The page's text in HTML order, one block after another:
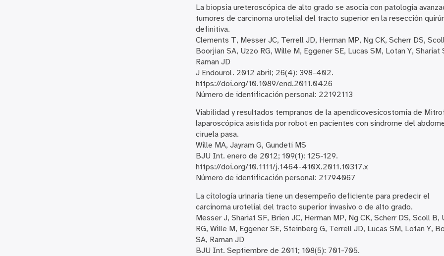
La biopsia ureteroscópica de alto grado se asocia con patología
tumores de carcinoma urotelial del tracto superior en la resección
definitiva.
Clements T, Messer JC, Terrell JD, Herman MP, Ng CK, Scherr DS,
Boorjian SA, Uzzo RG, Wille M, Eggener SE, Lucas SM, Lotan Y, Shariat
Raman JD
J Endourol. 2012 abril; 26(4): 398-402.
https://doi.org/10.1089/end.2011.0426
Número de identificación personal: 22192113
Viabilidad y resultados tempranos de la apendicovesicostomía de
laparoscópica asistida por robot en pacientes con síndrome del
ciruela pasa.
Wille MA, Jayram G, Gundeti MS
BJU Int. enero de 2012; 109(1): 125-129.
https://doi.org/10.1111/j.1464-410X.2011.10317.x
Número de identificación personal: 21794067
La citología urinaria tiene un desempeño deficiente para predecir el
carcinoma urotelial del tracto superior invasivo o de alto grado.
Messer J, Shariat SF, Brien JC, Herman MP, Ng CK, Scherr DS, Scoll B,
RG, Wille M, Eggener SE, Steinberg G, Terrell JD, Lucas SM, Lotan Y,
SA, Raman JD
BJU Int. Septiembre de 2011; 108(5): 701-705.